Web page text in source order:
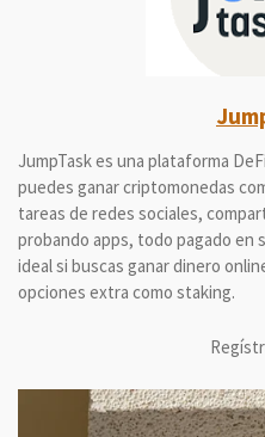
JumpTask es una plataforma
puedes ganar criptomonedas
tareas de redes sociales,
probando apps, todo pagado en
ideal si buscas ganar dinero
opciones extra como staking.